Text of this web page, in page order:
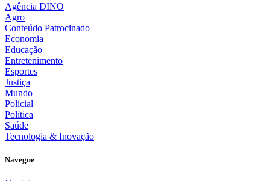
Agência DINO
Agro
Conteúdo Patrocinado
Economia
Educação
Entretenimento
Esportes
Justiça
Mundo
Policial
Política
Saúde
Tecnologia & Inovação
Navegue